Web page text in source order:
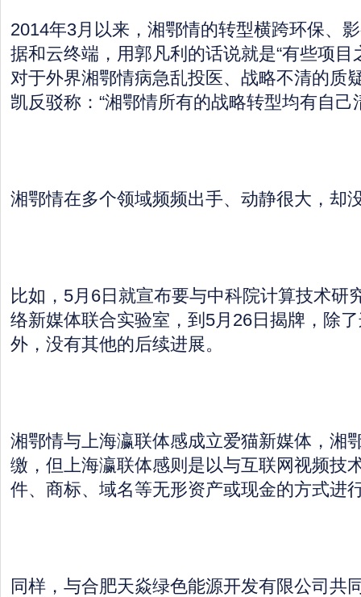
2014年3月以来，湘鄂情的转型横跨环保、
据和云终端，用郭凡利的话说就是“有些项目
对于外界湘鄂情病急乱投医、战略不清的质
凯反驳称：“湘鄂情所有的战略转型均有自己
湘鄂情在多个领域频频出手、动静很大，却
比如，5月6日就宣布要与中科院计算技术研
络新媒体联合实验室，到5月26日揭牌，除
外，没有其他的后续进展。
湘鄂情与上海瀛联体感成立爱猫新媒体，湘
缴，但上海瀛联体感则是以与互联网视频技
件、商标、域名等无形资产或现金的方式进
同样，与合肥天焱绿色能源开发有限公司共